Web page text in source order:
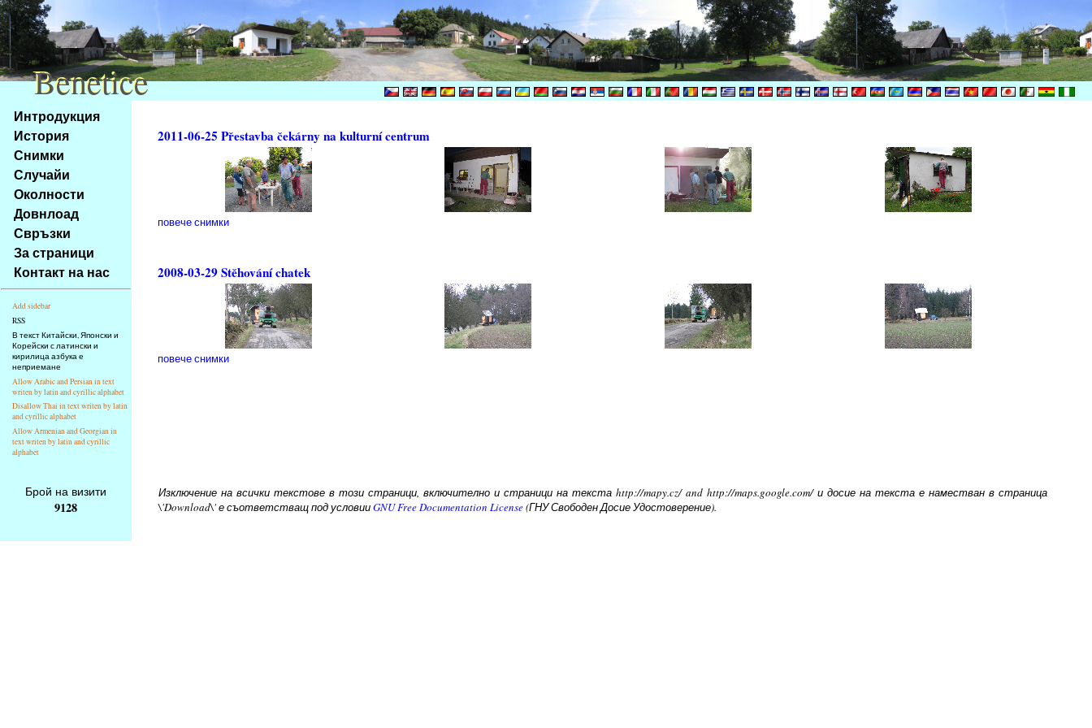
Na
obsah
stránky
Klávesové
zkratky
tomto
webu
základní
Hlavní
strana
Интродукция
История
Снимки
Случайи
Околности
Довнлоад
Свръзки
За страници
Контакт на нас
Add sidebar
RSS
В текст Китайски, Японски и
Корейски с латински и
кирилица азбука е
неприемане
Allow Arabic and Persian in text
writen by latin and cyrillic alphabet
Disallow Thai in text writen by latin
and cyrillic alphabet
Allow Armenian and Georgian in
text writen by latin and cyrillic
alphabet
2011-06-25 Přestavba čekárny na kulturní centrum
повече снимки
2008-03-29 Stěhování chatek
повече снимки
Брой на визити
9128
Изключение на всички текстове в този страници, включително и страници на текста http://mapy.cz/ and http://maps.google.com/ и досие на текста е наместван в страница
\'Download\' е съответстващ под условииGNU Free Documentation License(ГНУ Свободен Досие Удостоверение).
Benetice
Benetice